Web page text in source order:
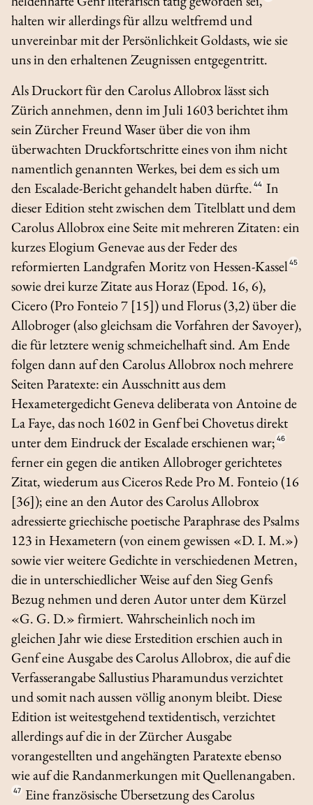
halten wir allerdings für allzu weltfremd und
unvereinbar mit der Persönlichkeit Goldasts, wie sie
uns in den erhaltenen Zeugnissen entgegentritt.
Als Druckort für den Carolus Allobroxlässt sich
Zürich annehmen, denn im Juli 1603 berichtet ihm
sein Zürcher Freund Waser über die von ihm
überwachten Druckfortschritte eines von ihm nicht
namentlich genannten Werkes, bei dem es sich um
den Escalade-Bericht gehandelt haben dürfte. 44 In
dieser Edition steht zwischen dem Titelblatt und dem
Carolus Allobrox eine Seite mit mehreren Zitaten: ein
kurzesElogium Genevaeaus der Feder des
reformierten Landgrafen Moritz von Hessen-Kassel45
sowie drei kurze Zitate aus Horaz (Epod. 16, 6),
Cicero (Pro Fonteio7 [15]) und Florus (3,2) über die
Allobroger (also gleichsam die Vorfahren der Savoyer),
die für letztere wenig schmeichelhaft sind. Am Ende
folgen dann auf den Carolus Allobroxnoch mehrere
Seiten Paratexte: ein Ausschnitt aus dem
HexametergedichtGeneva deliberatavon Antoine de
La Faye, das noch 1602 in Genf bei Chovetus direkt
unter dem Eindruck der Escalade erschienen war; 46
ferner ein gegen die antiken Allobroger gerichtetes
Zitat, wiederum aus Ciceros RedePro M. Fonteio(16
[36]); eine an den Autor desCarolus Allobrox
adressierte griechische poetische Paraphrase des Psalms
123 in Hexametern (von einem gewissen «D. I. M.»)
sowie vier weitere Gedichte in verschiedenen Metren,
die in unterschiedlicher Weise auf den Sieg Genfs
Bezug nehmen und deren Autor unter dem Kürzel
«G. G. D.» firmiert. Wahrscheinlich noch im
gleichen Jahr wie diese Erstedition erschien auch in
Genf eine Ausgabe desCarolus Allobrox, die auf die
VerfasserangabeSallustius Pharamundusverzichtet
und somit nach aussen völlig anonym bleibt. Diese
Edition ist weitestgehend textidentisch, verzichtet
allerdings auf die in der Zürcher Ausgabe
vorangestellten und angehängten Paratexte ebenso
wie auf die Randanmerkungen mit Quellenangaben.
47 Eine französische Übersetzung desCarolus